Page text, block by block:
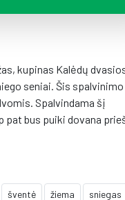
kupinas Kalėdų
seniai. Šis spalvinimo
Spalvindama šį
pat bus puiki dovana
šventė žiema sniegas